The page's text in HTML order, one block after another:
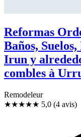
Reformas
Baños,
Irun y
combles à
Remodeleur
★★★★★ 5,0 (4 avis)